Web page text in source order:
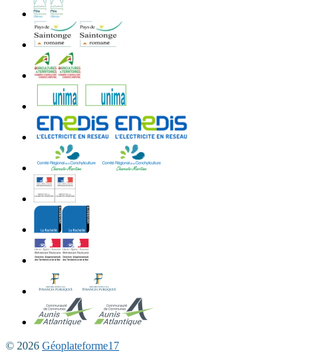
© 2026 Géoplateforme17